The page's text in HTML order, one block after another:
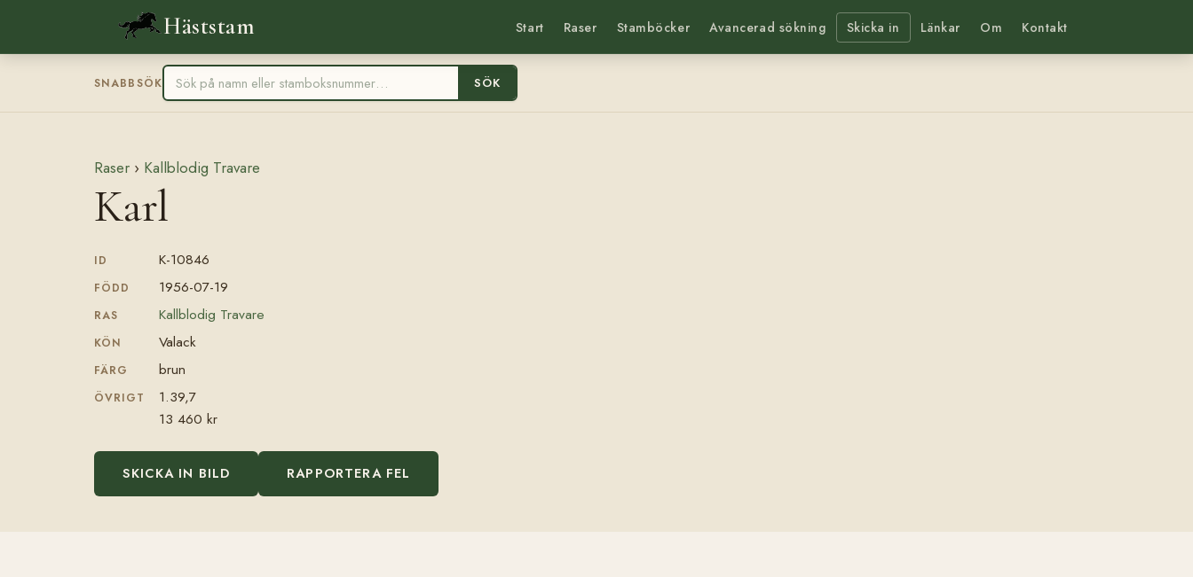
Häststam Start Raser Stamböcker Avancerad sökning Skicka in Länkar Om Kontakt
SNABBSÖK SÖK
Raser › Kallblodig Travare
Karl
ID K-10846
FÖDD 1956-07-19
RAS Kallblodig Travare
KÖN Valack
FÄRG brun
ÖVRIGT
1.39,7
13 460 kr
SKICKA IN BILD RAPPORTERA FEL